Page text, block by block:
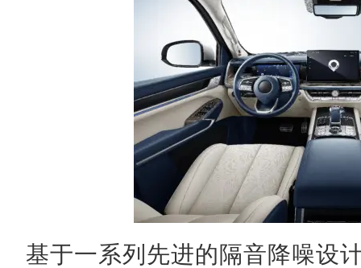
基于一系列先进的隔音降噪设